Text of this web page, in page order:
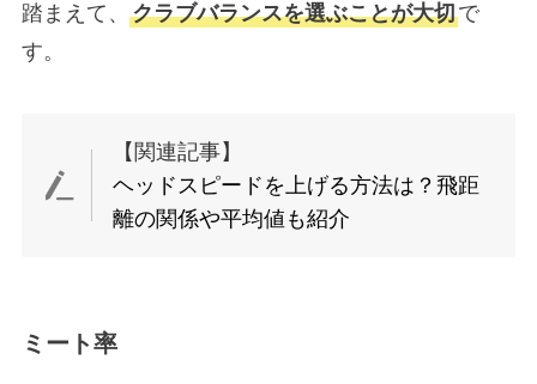
踏まえて、 クラブバランスを選ぶことが大切で
す。
【関連記事】
ヘッドスピードを上げる方法は？飛距
離の関係や平均値も紹介
ミート率